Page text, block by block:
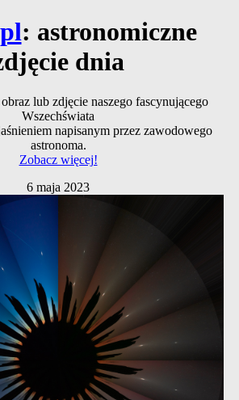
: astronomiczne
dnia
lub zdjęcie naszego fascynującego
Wszechświata
napisanym przez zawodowego
astronoma.
Zobacz więcej!
6 maja 2023